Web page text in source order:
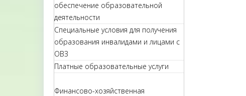
обеспечение образовательной
деятельности
Специальные условия для получения
образования инвалидами и лицами с
ОВЗ
Платные образовательные услуги
Финансово-хозяйственная